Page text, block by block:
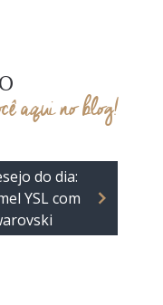
aqui no blog!
do dia:
YSL com